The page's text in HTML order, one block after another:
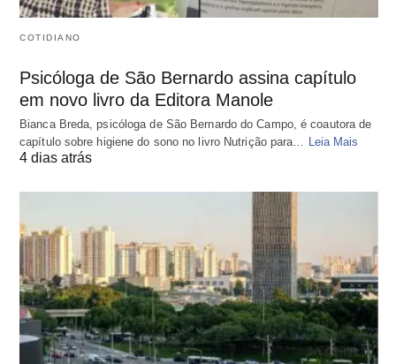
COTIDIANO
Psicóloga de São Bernardo assina capítulo
em novo livro da Editora Manole
Bianca Breda, psicóloga de São Bernardo do Campo, é coautora de
capítulo sobre higiene do sono no livro Nutrição para… Leia Mais
4 dias atrás